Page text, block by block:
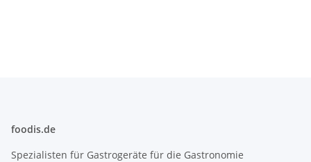
foodis.de
Spezialisten für Gastrogeräte für die Gastronomie